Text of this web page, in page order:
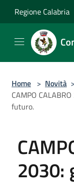
Regione Calabria
Home > Novità >
CAMPO
futuro.
2030: